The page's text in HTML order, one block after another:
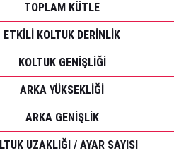
TOPLAM KÜTLE
ETKİLİ KOLTUK DERİNLİK
KOLTUK GENİŞLİĞİ
ARKA YÜKSEKLİĞİ
ARKA GENİŞLİK
UZAKLIĞI / AYAR SAYISI